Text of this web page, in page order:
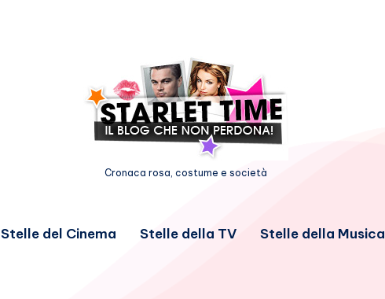
Cronaca rosa, costume e società
Stelle del Cinema Stelle della TV Stelle della Musica